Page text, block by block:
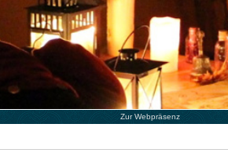
Zur Webpräsenz